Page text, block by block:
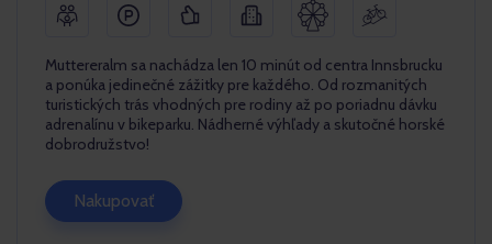
Muttereralm sa nachádza len 10 minút od centra Innsbrucku
a ponúka jedinečné zážitky pre každého. Od rozmanitých
turistických trás vhodných pre rodiny až po poriadnu dávku
adrenalínu v bikeparku. Nádherné výhľady a skutočné horské
dobrodružstvo!
Nakupovať